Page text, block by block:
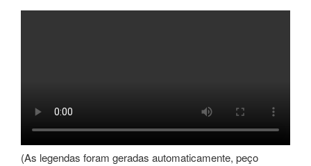
(As legendas foram geradas automaticamente, peço